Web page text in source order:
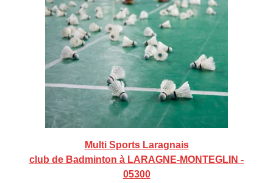
Multi Sports Laragnais
club de Badminton à LARAGNE-MONTEGLIN -
05300